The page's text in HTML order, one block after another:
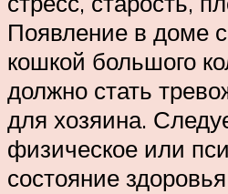
Появление в доме
кошкой большого
должно стать
для хозяина.
физическое или
состояние